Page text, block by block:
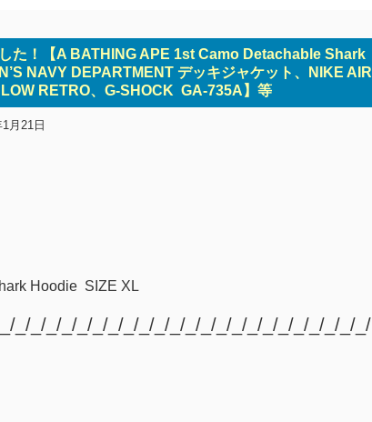
た！【A BATHING APE 1st Camo Detachable Shark
NAVY DEPARTMENT デッキジャケット、NIKE AIR
LOW RETRO、G-SHOCK GA-735A】等
月21日
Hoodie SIZE XL
_/_/_/_/_/_/_/_/_/_/_/_/_/_/_/_/_/_/_/_/_/_/_/